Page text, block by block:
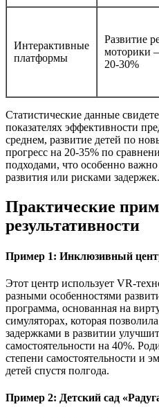
Интерактивные
платформы
Развитие
моторики
20-30%
Статистические данные
показателях эффективности
среднем, развитие детей по
прогресс на 20-35% по
подходами, что особенно
развития или рисками задержек.
Практические
результативности
Пример 1: Инклюзивный
Этот центр использует VR-
разными особенностями
программа, основанная на
симуляторах, которая
задержками в развитии
самостоятельности на 40%.
степени самостоятельности и
детей спустя полгода.
Пример 2: Детский сад